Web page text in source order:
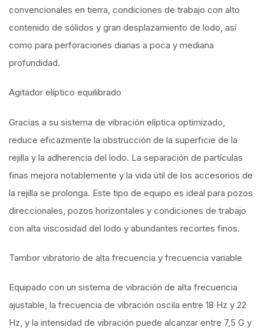
convencionales en tierra, condiciones de trabajo con alto
contenido de sólidos y gran desplazamiento de lodo, así
como para perforaciones diarias a poca y mediana
profundidad.
Agitador elíptico equilibrado
Gracias a su sistema de vibración elíptica optimizado,
reduce eficazmente la obstrucción de la superficie de la
rejilla y la adherencia del lodo. La separación de partículas
finas mejora notablemente y la vida útil de los accesorios de
la rejilla se prolonga. Este tipo de equipo es ideal para pozos
direccionales, pozos horizontales y condiciones de trabajo
con alta viscosidad del lodo y abundantes recortes finos.
Tambor vibratorio de alta frecuencia y frecuencia variable
Equipado con un sistema de vibración de alta frecuencia
ajustable, la frecuencia de vibración oscila entre 18 Hz y 22
Hz, y la intensidad de vibración puede alcanzar entre 7,5 G y